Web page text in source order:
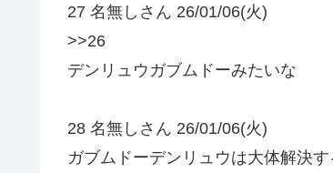
27 名無しさん 26/01/06(火)
>>26
デンリュウガブムドーみたいな
28 名無しさん 26/01/06(火)
ガブムドーデンリュウは大体解決す